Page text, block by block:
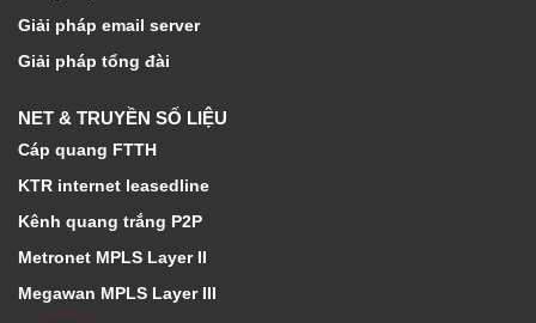
Giải pháp email server
Giải pháp tổng đài
NET & TRUYỀN SỐ LIỆU
Cáp quang FTTH
KTR internet leasedline
Kênh quang trắng P2P
Metronet MPLS Layer II
Megawan MPLS Layer III